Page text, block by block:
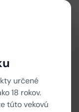
určené
18 rokov.
túto vekovú